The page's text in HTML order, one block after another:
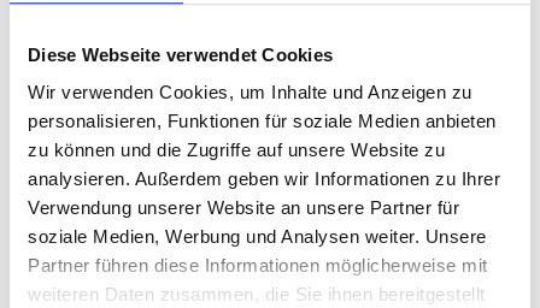
Diese Webseite verwendet Cookies
Wir verwenden Cookies, um Inhalte und Anzeigen zu
personalisieren, Funktionen für soziale Medien anbieten
zu können und die Zugriffe auf unsere Website zu
analysieren. Außerdem geben wir Informationen zu Ihrer
Verwendung unserer Website an unsere Partner für
soziale Medien, Werbung und Analysen weiter. Unsere
Partner führen diese Informationen möglicherweise mit
weiteren Daten zusammen, die Sie ihnen bereitgestellt
IN DEN WARENKORB